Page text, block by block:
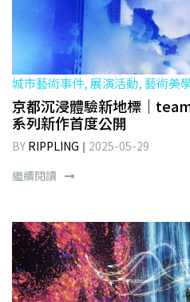
城市藝術事件, 展演活動, 藝術美
京都沉浸體驗新地標｜
系列新作首度公開
BY RIPPLING
2025-05-29
繼續閱讀